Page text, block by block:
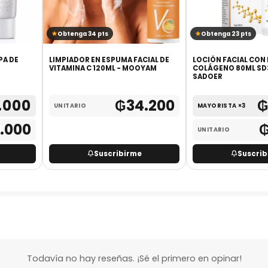
FACIAL DE
34.200
Obtenga 23 pts
LOCIÓN FACIAL CON ESENCIA DE
COLÁGENO 80ML SD39323 -
MAYORISTA ×3 ₲18.500
Suscribirme
Obtenga 17 pts
GUANTE
COLORES
UNITARIO
Todavía no hay reseñas. ¡Sé el primero en opinar!